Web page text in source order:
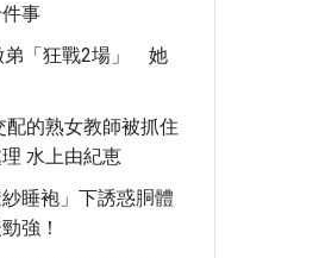
事
弟「狂戰2場」 她
配的熟女教師被抓住
水上由紀恵
睡袍」下誘惑胴體
強！